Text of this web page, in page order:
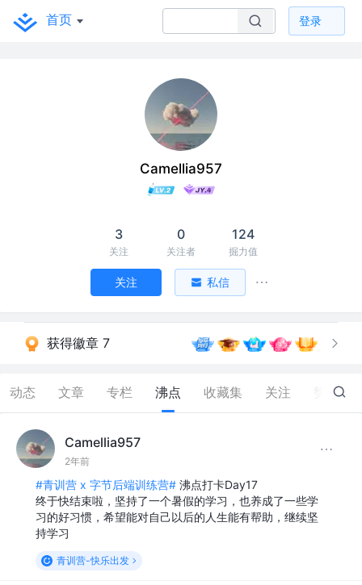
首页 登录
Camellia957
3
关注
0
关注者
124
掘力值
关注 私信
获得徽章 7
动态 文章 专栏 沸点 收藏集 关注 20
Camellia957
2年前
#青训营 x 字节后端训练营# 沸点打卡Day17
终于快结束啦，坚持了一个暑假的学习，也养成了一些学
习的好习惯，希望能对自己以后的人生能有帮助，继续坚
持学习
青训营-快乐出发